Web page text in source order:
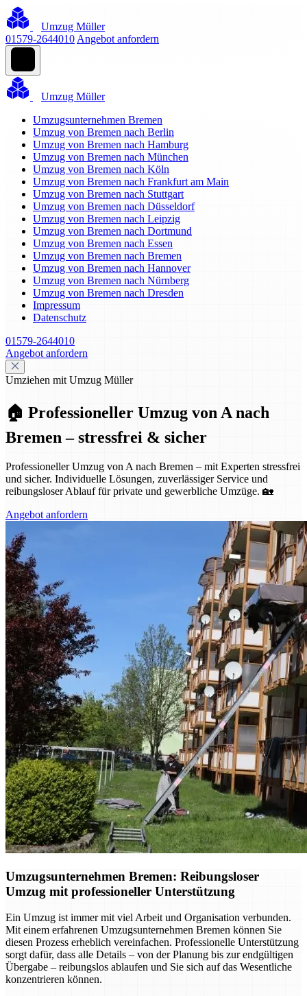
Umzug Müller
01579-2644010 Angebot anfordern
Umzug Müller
Umzugsunternehmen Bremen
Umzug von Bremen nach Berlin
Umzug von Bremen nach Hamburg
Umzug von Bremen nach München
Umzug von Bremen nach Köln
Umzug von Bremen nach Frankfurt am Main
Umzug von Bremen nach Stuttgart
Umzug von Bremen nach Düsseldorf
Umzug von Bremen nach Leipzig
Umzug von Bremen nach Dortmund
Umzug von Bremen nach Essen
Umzug von Bremen nach Bremen
Umzug von Bremen nach Hannover
Umzug von Bremen nach Nürnberg
Umzug von Bremen nach Dresden
Impressum
Datenschutz
01579-2644010
Angebot anfordern
Umziehen mit Umzug Müller
🏠 Professioneller Umzug von A nach
Bremen – stressfrei & sicher
Professioneller Umzug von A nach Bremen – mit Experten stressfrei
und sicher. Individuelle Lösungen, zuverlässiger Service und
reibungsloser Ablauf für private und gewerbliche Umzüge. 🏡
Angebot anfordern
Umzugsunternehmen Bremen: Reibungsloser
Umzug mit professioneller Unterstützung
Ein Umzug ist immer mit viel Arbeit und Organisation verbunden.
Mit einem erfahrenen Umzugsunternehmen Bremen können Sie
diesen Prozess erheblich vereinfachen. Professionelle Unterstützung
sorgt dafür, dass alle Details – von der Planung bis zur endgültigen
Übergabe – reibungslos ablaufen und Sie sich auf das Wesentliche
konzentrieren können.